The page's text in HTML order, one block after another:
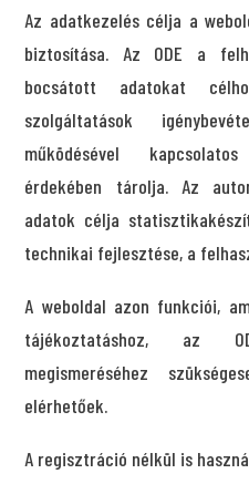
Az adatkezelés célja a
biztosítása. Az ODE a
bocsátott adatokat
szolgáltatások
működésével
érdekében tárolja. Az
adatok célja
technikai fejlesztése, a
A weboldal azon funkciói,
tájékoztatáshoz, az
megismeréséhez
elérhetőek.
A regisztráció nélkül is